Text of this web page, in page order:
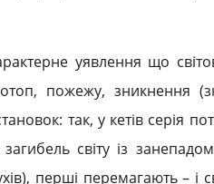
уявлення що
пожежу, зникнення
так, у кетів серія
світу із
перші перемагають – і